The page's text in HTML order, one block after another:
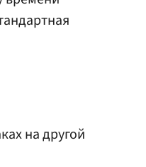
на другой